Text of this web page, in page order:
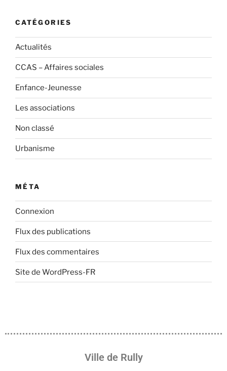
CATÉGORIES
Actualités
CCAS – Affaires sociales
Enfance-Jeunesse
Les associations
Non classé
Urbanisme
MÉTA
Connexion
Flux des publications
Flux des commentaires
Site de WordPress-FR
Ville de Rully